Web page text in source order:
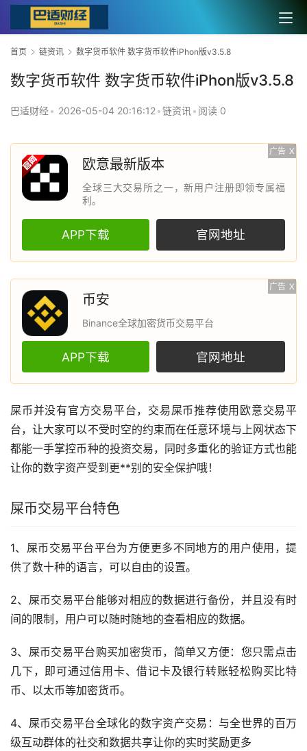
首页 链资讯 数字货币软件 数字货币软件iPhon版v3.5.8
数字货币软件 数字货币软件iPhon版v3.5.8
巴适财经• 2026-05-04 20:16:12•链资讯 • 阅读 0
广告 X
欧意最新版本
全球三大交易所之一，新用户注册即领专属福
利。
APP下载 官网地址
广告 X
币安
Binance全球加密货币交易平台
APP下载 官网地址
屎币并没有官方交易平台，交易屎币推荐使用欧意交易平
台，让大家可以不受时空的约束而在任意环境与上网状态下
都能一手掌控币种的投资交易，同时多重化的验证方式也能
让你的数字资产受到更**别的安全保护哦！
屎币交易平台特色
1、屎币交易平台平台为方便更多不同地方的用户使用，提
供了数十种的语言，可以自由的设置。
2、屎币交易平台能够对相应的数据进行备份，并且没有时
间的限制，用户可以随时随地的查看相应的数据。
3、屎币交易平台购买加密货币，简单又方便：您只需点击
几下，即可通过信用卡、借记卡及银行转账轻松购买比特
币、以太币等加密货币。
4、屎币交易平台全球化的数字资产交易：与全世界的百万
级互动群体的社交和数据共享让你的实时奖励更多